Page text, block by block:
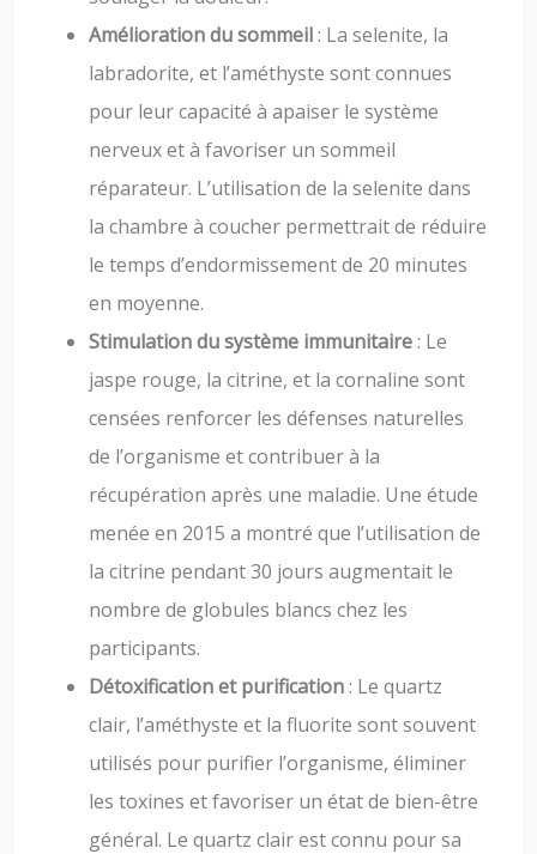
Amélioration du sommeil: La selenite, la
labradorite, et l’améthyste sont connues
pour leur capacité à apaiser le système
nerveux et à favoriser un sommeil
réparateur. L’utilisation de la selenite dans
la chambre à coucher permettrait de réduire
le temps d’endormissement de 20 minutes
en moyenne.
Stimulation du système immunitaire: Le
jaspe rouge, la citrine, et la cornaline sont
censées renforcer les défenses naturelles
de l’organisme et contribuer à la
récupération après une maladie. Une étude
menée en 2015 a montré que l’utilisation de
la citrine pendant 30 jours augmentait le
nombre de globules blancs chez les
participants.
Détoxification et purification: Le quartz
clair, l’améthyste et la fluorite sont souvent
utilisés pour purifier l’organisme, éliminer
les toxines et favoriser un état de bien-être
général. Le quartz clair est connu pour sa